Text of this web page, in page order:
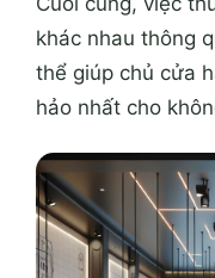
khác nhau thông
thể giúp chủ cửa
hảo nhất cho